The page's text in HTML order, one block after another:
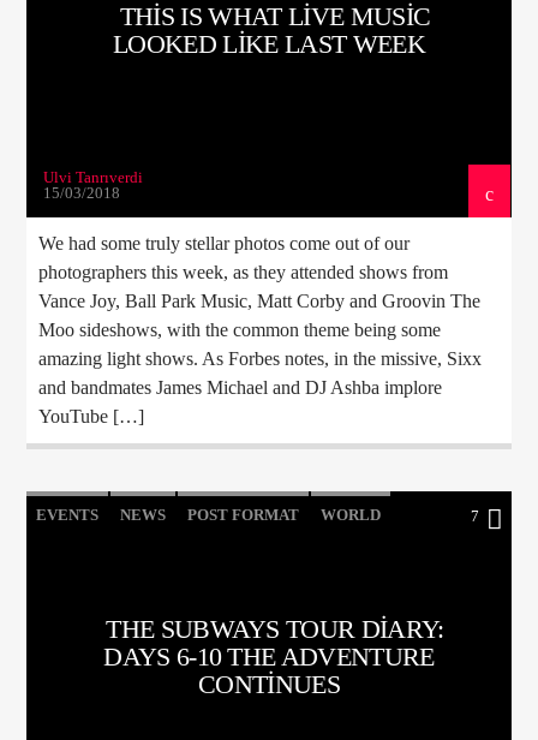
THIS IS WHAT LIVE MUSIC
LOOKED LIKE LAST WEEK
Ulvi Tanrıverdi
15/03/2018
We had some truly stellar photos come out of our
photographers this week, as they attended shows from
Vance Joy, Ball Park Music, Matt Corby and Groovin The
Moo sideshows, with the common theme being some
amazing light shows. As Forbes notes, in the missive, Sixx
and bandmates James Michael and DJ Ashba implore
YouTube […]
EVENTS NEWS POST FORMAT WORLD 7
THE SUBWAYS TOUR DIARY:
DAYS 6-10 THE ADVENTURE
CONTINUES